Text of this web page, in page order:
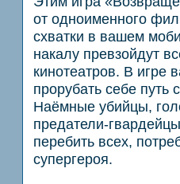
от одноименного
схватки в вашем
накалу превзойдут
кинотеатров. В игре
прорубать себе путь
Наёмные убийцы,
предатели-
перебить всех,
супергероя.